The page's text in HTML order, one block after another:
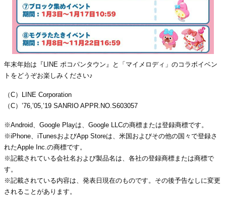
年末年始は『LINE ポコパンタウン』と「マイメロディ」のコラボイベン
トをどうぞお楽しみください♪
（C）LINE Corporation
（C）’76,’05,’19 SANRIO APPR.NO.S603057
※Android、Google Playは、Google LLCの商標または登録商標です。
※iPhone、iTunesおよびApp Storeは、米国およびその他の国々で登録さ
れたApple Inc.の商標です。
※記載されている会社名および製品名は、各社の登録商標または商標で
す。
※記載されている内容は、発表日現在のものです。その後予告なしに変更
されることがあります。